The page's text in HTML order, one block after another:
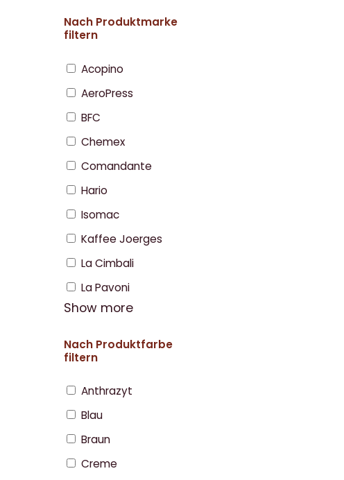
Nach Produktmarke
filtern
Acopino
AeroPress
BFC
Chemex
Comandante
Hario
Isomac
Kaffee Joerges
La Cimbali
La Pavoni
Show more
Nach Produktfarbe
filtern
Anthrazyt
Blau
Braun
Creme